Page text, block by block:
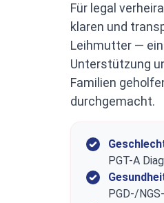
Für legal
klaren und
Leihmutter —
Unterstützung
Familien
durchgemacht.
PGT-A
PGD-/